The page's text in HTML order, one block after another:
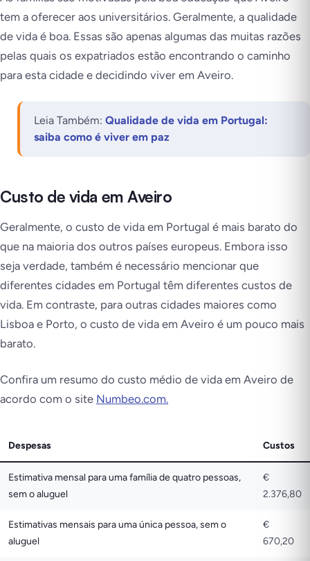
tem a oferecer aos universitários. Geralmente, a qualidade
de vida é boa. Essas são apenas algumas das muitas razões
pelas quais os expatriados estão encontrando o caminho
para esta cidade e decidindo viver em Aveiro.
Leia Também: Qualidade de vida em Portugal:
saiba como é viver em paz
Custo de vida em Aveiro
Geralmente, o custo de vida em Portugal é mais barato do
que na maioria dos outros países europeus. Embora isso
seja verdade, também é necessário mencionar que
diferentes cidades em Portugal têm diferentes custos de
vida. Em contraste, para outras cidades maiores como
Lisboa e Porto, o custo de vida em Aveiro é um pouco mais
barato.
Confira um resumo do custo médio de vida em Aveiro de
acordo com o site Numbeo.com.
Despesas Custos
Estimativa mensal para uma família de quatro pessoas,
sem o aluguel
€
2.376,80
Estimativas mensais para uma única pessoa, sem o
aluguel
€
670,20